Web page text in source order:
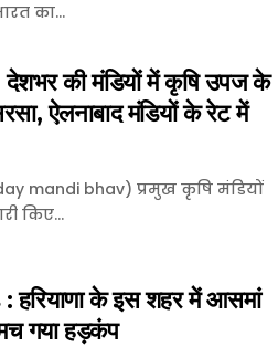
का…
की मंडियों में कृषि उपज के
ऐलनाबाद मंडियाें के रेट में
mandi bhav) प्रमुख कृषि मंडियों
किए…
के इस शहर में आसमां
गया हड़कंप